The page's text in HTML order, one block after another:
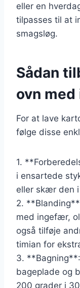
eller en
tilpasses til at
smagsløg.
Sådan
ovn
For at lave
følge disse
1.
i ensartede
eller skær den
2.
med ingefær,
også tilføje
timian for
3.
bageplade og
200 grader i